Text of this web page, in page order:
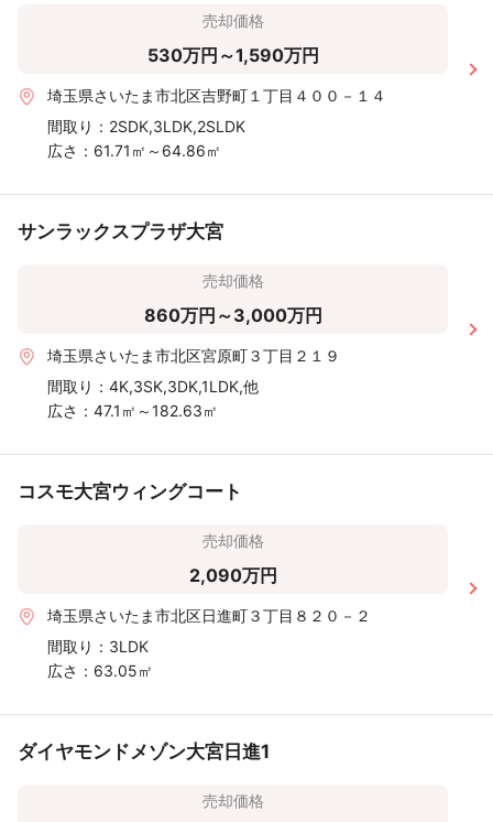
売却価格
530万円～1,590万円
埼玉県さいたま市北区吉野町１丁目４００－１４
間取り： 2SDK,3LDK,2SLDK
広さ： 61.71㎡～64.86㎡
サンラックスプラザ大宮
売却価格
860万円～3,000万円
埼玉県さいたま市北区宮原町３丁目２１９
間取り： 4K,3SK,3DK,1LDK,他
広さ： 47.1㎡～182.63㎡
コスモ大宮ウィングコート
売却価格
2,090万円
埼玉県さいたま市北区日進町３丁目８２０－２
間取り： 3LDK
広さ： 63.05㎡
ダイヤモンドメゾン大宮日進1
売却価格